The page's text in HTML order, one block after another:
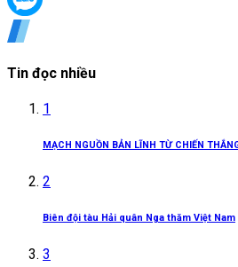
Tin đọc nhiều
1
MẠCH NGUỒN BẢN LĨNH TỪ CHIẾN
2
Biên đội tàu Hải quân Nga thăm Việt Nam
3